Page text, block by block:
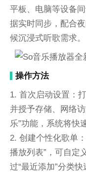
平板、电脑等设备
据实时同步，配合
候沉浸式听歌需求。
操作方法
1. 首次启动设置：
并授予存储、网络
乐”功能，系统将快
2. 创建个性化歌单
播放列表”，可自定
过“最近添加”分类快